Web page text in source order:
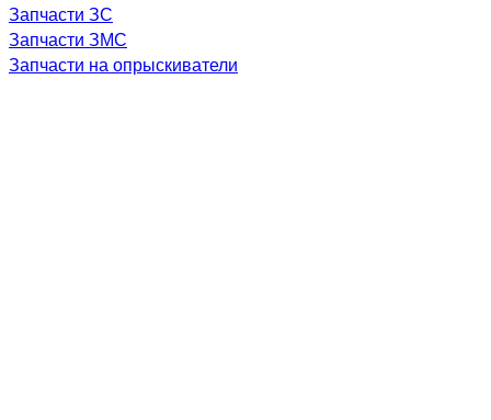
Запчасти ЗС
Запчасти ЗМС
Запчасти на опрыскиватели